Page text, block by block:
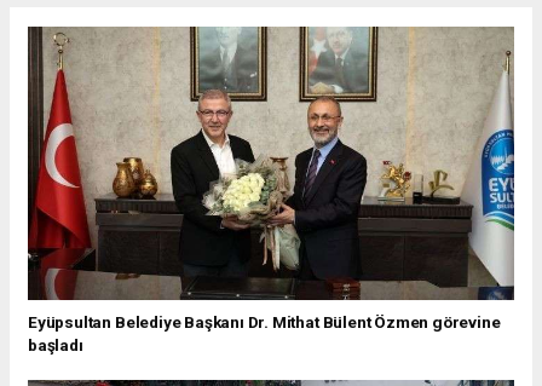
Eyüpsultan Belediye Başkanı Dr. Mithat Bülent Özmen görevine
başladı